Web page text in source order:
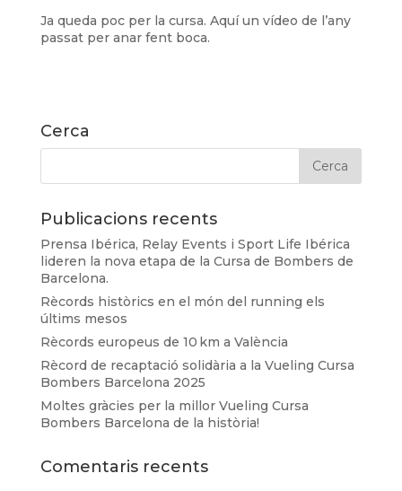
Ja queda poc per la cursa. Aquí un vídeo de l’any
passat per anar fent boca.
Cerca
Publicacions recents
Prensa Ibérica, Relay Events i Sport Life Ibérica
lideren la nova etapa de la Cursa de Bombers de
Barcelona.
Rècords històrics en el món del running els
últims mesos
Rècords europeus de 10 km a València
Rècord de recaptació solidària a la Vueling Cursa
Bombers Barcelona 2025
Moltes gràcies per la millor Vueling Cursa
Bombers Barcelona de la història!
Comentaris recents